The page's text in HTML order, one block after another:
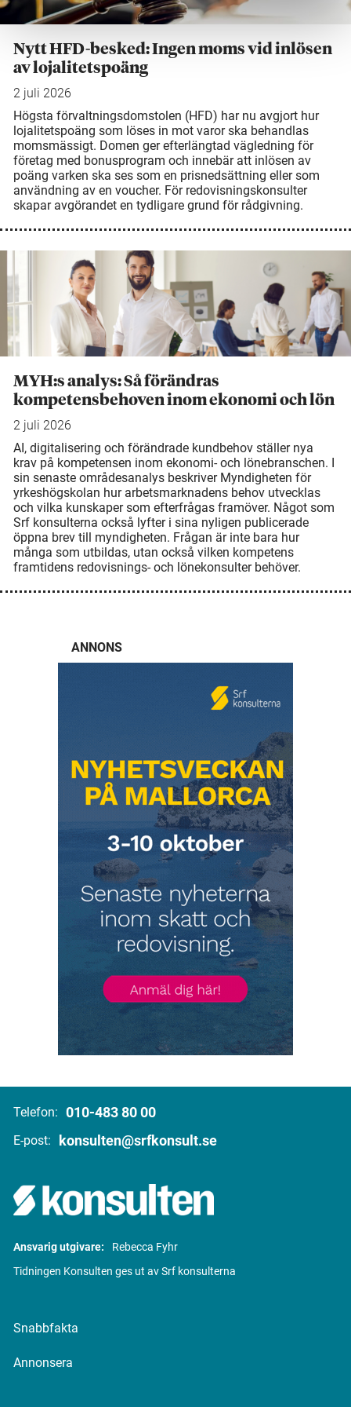
Nytt HFD-besked: Ingen moms vid inlösen
av lojalitetspoäng
2 juli 2026
Högsta förvaltningsdomstolen (HFD) har nu avgjort hur
lojalitetspoäng som löses in mot varor ska behandlas
momsmässigt. Domen ger efterlängtad vägledning för
företag med bonusprogram och innebär att inlösen av
poäng varken ska ses som en prisnedsättning eller som
användning av en voucher. För redovisningskonsulter
skapar avgörandet en tydligare grund för rådgivning.
MYH:s analys: Så förändras
kompetensbehoven inom ekonomi och lön
2 juli 2026
AI, digitalisering och förändrade kundbehov ställer nya
krav på kompetensen inom ekonomi- och lönebranschen. I
sin senaste områdesanalys beskriver Myndigheten för
yrkeshögskolan hur arbetsmarknadens behov utvecklas
och vilka kunskaper som efterfrågas framöver. Något som
Srf konsulterna också lyfter i sina nyligen publicerade
öppna brev till myndigheten. Frågan är inte bara hur
många som utbildas, utan också vilken kompetens
framtidens redovisnings- och lönekonsulter behöver.
ANNONS
Telefon: 010-483 80 00
E-post: konsulten@srfkonsult.se
Ansvarig utgivare:
Rebecca Fyhr
Tidningen Konsulten ges ut av Srf konsulterna
Snabbfakta
Annonsera